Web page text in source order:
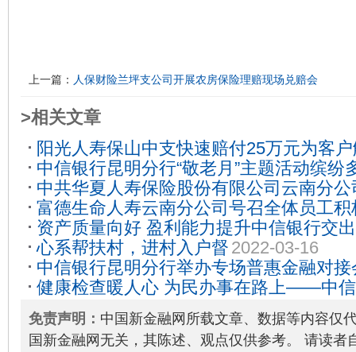
上一篇： 人保财险兰坪支公司开展农房保险理赔现场兑赔会
>相关文章
阳光人寿保山中支快速赔付25万元为客
11-15
中信银行昆明分行“敬老月”主题活动缤纷
29
中共华夏人寿保险股份有限公司云南分
支部开展“同心向党齐学习 礼赞百年共奋
2021-06-11
富德生命人寿云南分公司号召全体员工积
树清廉新风”知识竞赛2021-06-15
资产质量向好 盈利能力提升中信银行交
量答卷2022-03-28
心系帮扶村，进村入户督 2022-03-16
中信银行昆明分行举办专场普惠金融对接
健康检查暖人心 为民办事在路上——中
行举办老年人公益体检活动
2021-09-18
免责声明： 中国新金融网所载文章、数据等内容仅
国新金融网无关，其陈述、观点仅供参考。 请读者